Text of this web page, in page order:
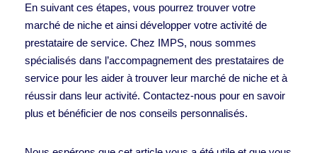
En suivant ces étapes, vous pourrez trouver votre
marché de niche et ainsi développer votre activité de
prestataire de service. Chez IMPS, nous sommes
spécialisés dans l’accompagnement des prestataires de
service pour les aider à trouver leur marché de niche et à
réussir dans leur activité. Contactez-nous pour en savoir
plus et bénéficier de nos conseils personnalisés.